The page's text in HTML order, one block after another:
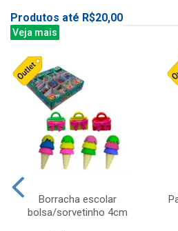
Produtos até R$20,00
Veja mais
Borracha escolar
bolsa/sorvetinho 4cm